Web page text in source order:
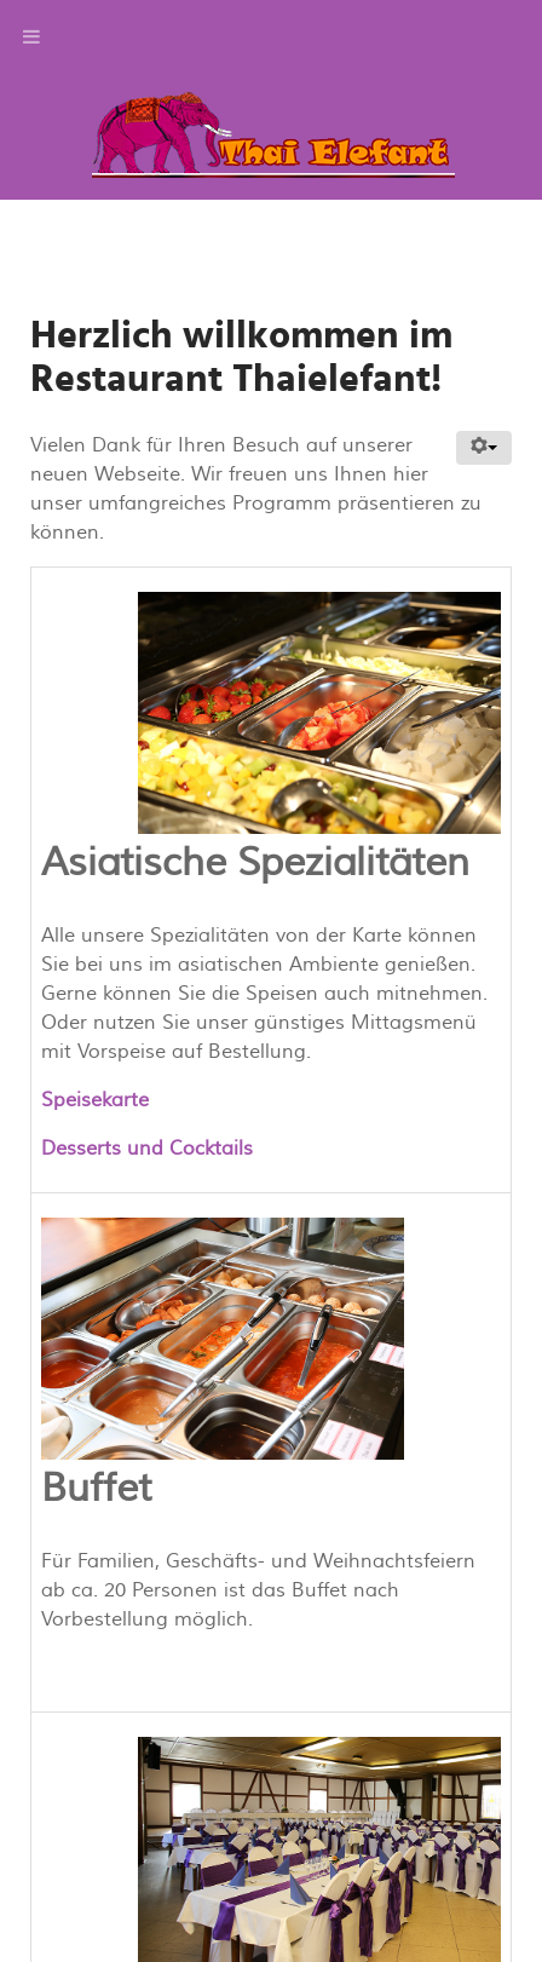
Herzlich willkommen im
Restaurant Thaielefant!
Vielen Dank für Ihren Besuch auf unserer
neuen Webseite. Wir freuen uns Ihnen hier
unser umfangreiches Programm präsentieren zu
können.
Asiatische Spezialitäten
Alle unsere Spezialitäten von der Karte können
Sie bei uns im asiatischen Ambiente genießen.
Gerne können Sie die Speisen auch mitnehmen.
Oder nutzen Sie unser günstiges Mittagsmenü
mit Vorspeise auf Bestellung.
Speisekarte
Desserts und Cocktails
Buffet
Für Familien, Geschäfts- und Weihnachtsfeiern
ab ca. 20 Personen ist das Buffet nach
Vorbestellung möglich.